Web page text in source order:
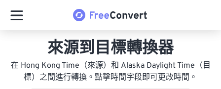
來源到目標轉換器
在 Hong Kong Time（來源）和 Alaska Daylight Time（目
標）之間進行轉換。點擊時間字段即可更改時間。